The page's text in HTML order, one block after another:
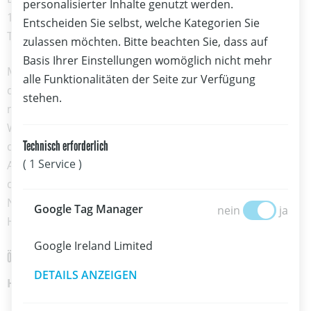
13 der Einzug in die Top 16 des hochklassig besetzten
Teilnehmerfeldes.
Mit insgesamt sechs österreichischen Starter*innen in
den Hauptbewerben unterstreicht Österreich einmal
mehr seine starke Entwicklung im internationalen
Wingfoil-Sport. Besonders erfreulich ist dabei die Breite
des Teams: Neben dem Weltklasse-Ergebnis von Tomas
Acherer sorgten mehrere Top-Ten-Platzierungen dafür,
dass Österreich auch in Tarifa zu den erfolgreichsten
Nationen außerhalb der traditionellen Wingfoil-
Hochburgen zählte.
Österreichische Ergebnisse
Herren
personalisierter Inhalte genutzt werden.
Entscheiden Sie selbst, welche Kategorien Sie
zulassen möchten. Bitte beachten Sie, dass auf
Basis Ihrer Einstellungen womöglich nicht mehr
alle Funktionalitäten der Seite zur Verfügung
stehen.
Technisch erforderlich
( 1 Service )
Google Tag Manager nein
Google Tag ja
Google Ireland Limited
DETAILS ANZEIGEN